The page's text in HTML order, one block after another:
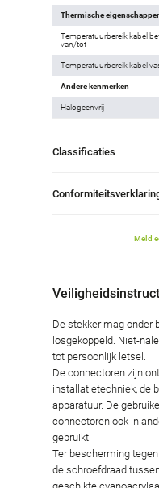
Thermische
Temperatuurbereik kabel
van/tot
Temperatuurbereik kabel
Andere kenmerken
Halogeenvrij
Classificaties
Meld
De stekker mag onder
losgekoppeld. Niet-
tot persoonlijk letsel.
De connectoren zijn
installatietechniek, de
apparatuur. De
connectoren ook in
gebruikt.
Ter bescherming
de schroefdraad